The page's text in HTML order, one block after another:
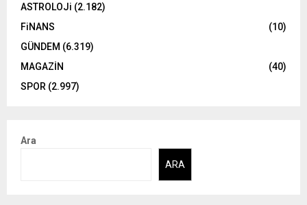
ASTROLOJi (2.182)
FiNANS
(10)
GÜNDEM (6.319)
MAGAZİN
(40)
SPOR (2.997)
Ara
ARA